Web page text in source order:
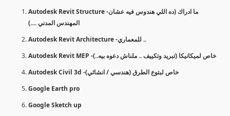
Autodesk Revit Structure -ما ادراك (ده اللي هندوس فيه عشان
المهندس المدني ....)
Autodesk Revit Architecture -للمعماري ..
Autodesk Revit MEP -خاص لميكانيكا (تبريد وتكييف .. ملناش دعوه بيه..)
Autodesk Civil 3d -خاص لبتوع الطرق (هندسي / انشائي)
Google Earth pro
Google Sketch up